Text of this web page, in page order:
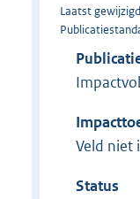
Laatst
Veld niet
Status